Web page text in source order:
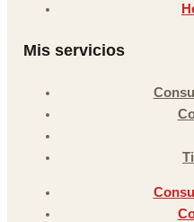
Mis servicios